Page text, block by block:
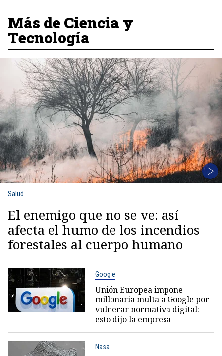
Más de Ciencia y
Tecnología
Salud
El enemigo que no se ve: así
afecta el humo de los incendios
forestales al cuerpo humano
Google
Unión Europea impone
millonaria multa a Google por
vulnerar normativa digital:
esto dijo la empresa
Nasa